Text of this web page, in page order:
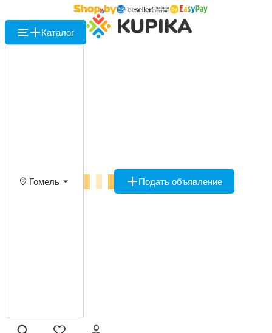
Каталог
Гомель Подать объявление